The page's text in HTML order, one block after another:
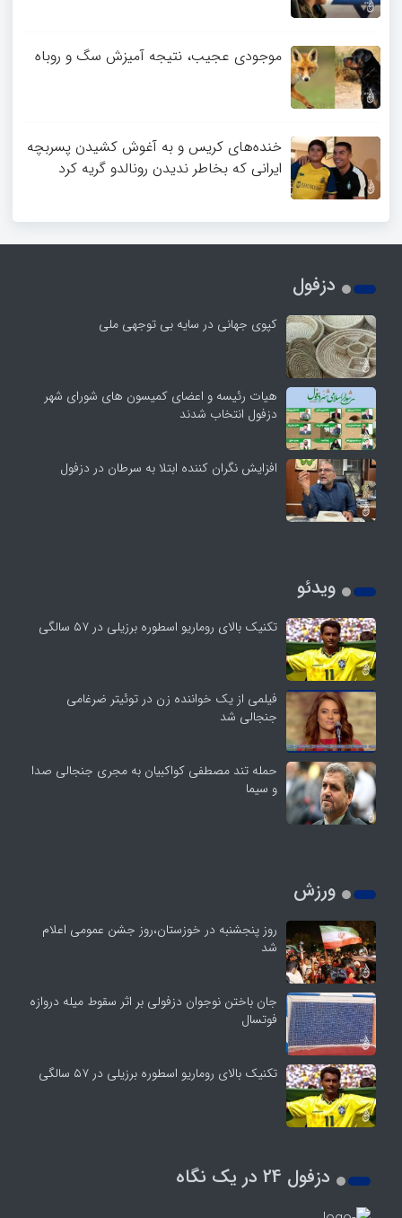
موجودی عجیب، نتیجه آمیزش سگ و روباه
خنده‌های کریس و به آغوش کشیدن پسربچه
ایرانی که بخاطر ندیدن رونالدو گریه کرد
دزفول
کپوی جهانی در سایه بی توجهی ملی
هیات رئیسه و اعضای کمیسون های شورای شهر
دزفول انتخاب شدند
افزایش نگران کننده ابتلا به سرطان در دزفول
ویدئو
تکنیک بالای روماریو اسطوره برزیلی در ۵۷ سالگی
فیلمی از یک خواننده زن در توئیتر ضرغامی
جنجالی شد
حمله تند مصطفی کواکبیان به مجری جنجالی صدا
و سیما
ورزش
روز پنجشنبه در خوزستان،روز جشن عمومی اعلام
شد
جان باختن نوجوان دزفولی بر اثر سقوط میله دروازه
فوتسال
تکنیک بالای روماریو اسطوره برزیلی در ۵۷ سالگی
دزفول 24 در یک نگاه